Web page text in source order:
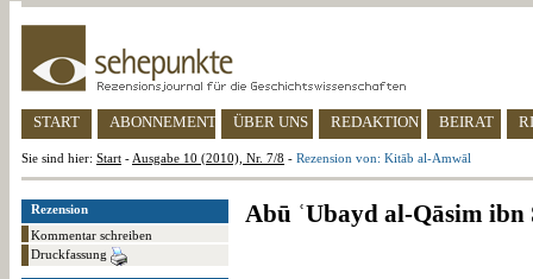
START ABONNEMENT ÜBER UNS REDAKTION BEIRAT
Sie sind hier: Start - Ausgabe 10 (2010), Nr. 7/8 - Rezension von: Kitāb al-Amwāl
Rezension
Kommentar schreiben
Druckfassung
Abū ʿUbayd al-Qāsim